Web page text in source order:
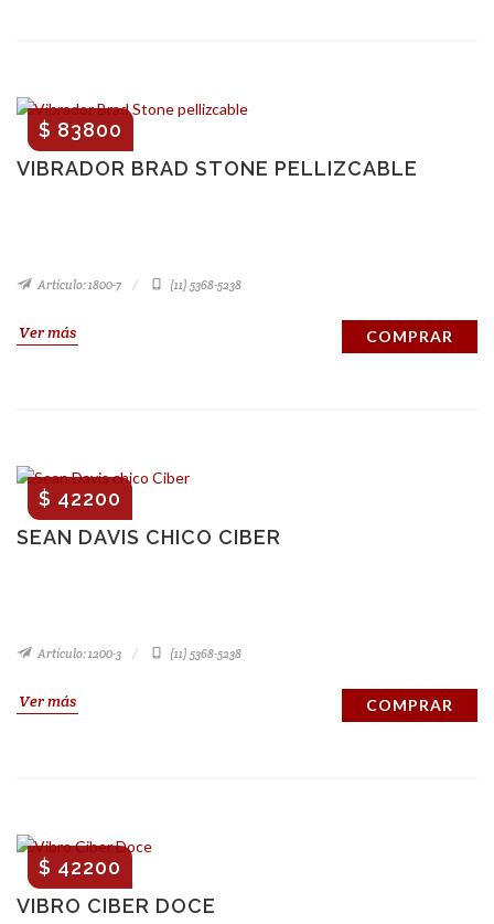
VIBRADOR BRAD STONE PELLIZCABLE
$ 83800
Artículo: 1800-7 (11) 5368-5238
Ver más COMPRAR
SEAN DAVIS CHICO CIBER
$ 42200
Artículo: 1200-3 (11) 5368-5238
Ver más COMPRAR
VIBRO CIBER DOCE
$ 42200